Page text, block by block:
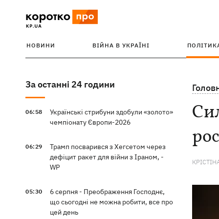
НОВИНИ ВІЙНА В УКРАЇНІ
За останні 24 години
06:58
Українські стрибуни здобули «золото»
чемпіонату Європи-2026
06:29
Трамп посварився з Хегсетом через
дефіцит ракет для війни з Іраном, -
WP
05:30
6 серпня - Преображення Господнє,
що сьогодні не можна робити, все про
цей день